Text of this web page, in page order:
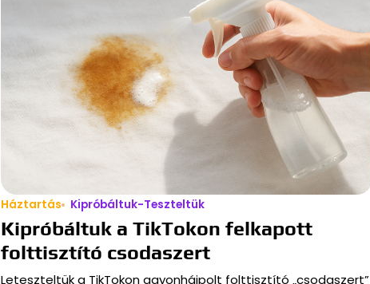
Háztartás Kipróbáltuk-Teszteltük
Kipróbáltuk a TikTokon felkapott
folttisztító csodaszert
Leteszteltük a TikTokon agyonhájpolt folttisztító „csodaszert”